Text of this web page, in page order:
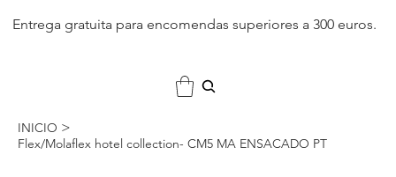
Entrega gratuita para encomendas superiores a 300 euros.
INICIO >
Flex/Molaflex hotel collection- CM5 MA ENSACADO PT